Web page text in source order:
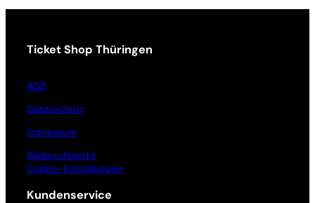
Ticket Shop Thüringen
AGB
Datenschutz
Impressum
Widerrufsrecht
Cookie-Einstellungen
Kundenservice